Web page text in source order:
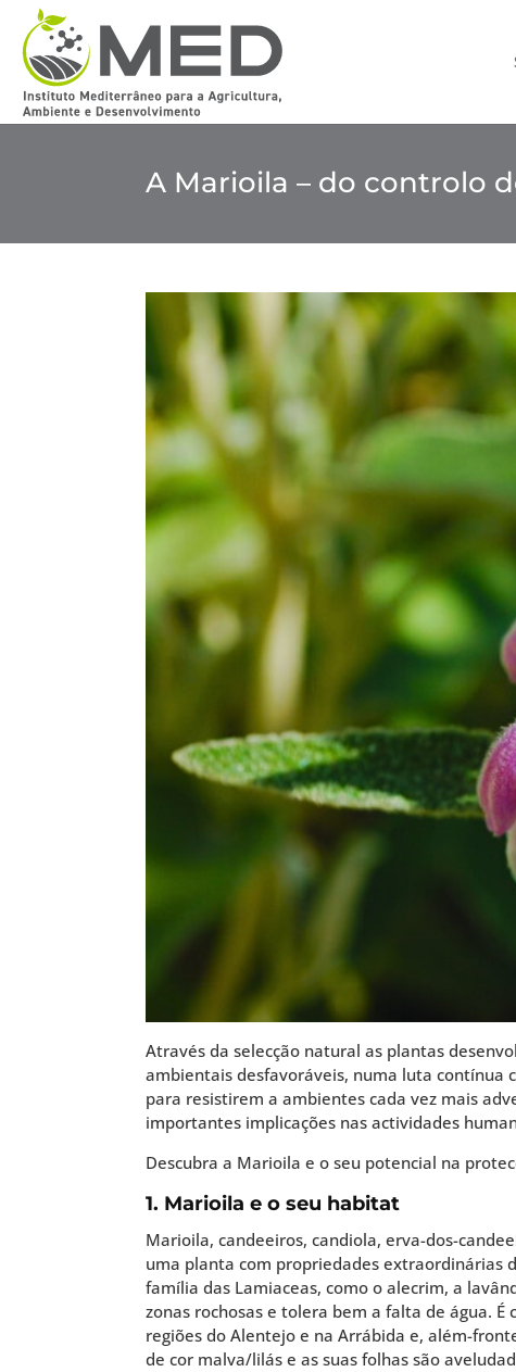
A Marioila – do controlo
Através da selecção natural as plantas
ambientais desfavoráveis, numa luta contínua
para resistirem a ambientes cada vez mais
importantes implicações nas actividades
Descubra a Marioila e o seu potencial na
1. Marioila e o seu habitat
Marioila, candeeiros, candiola, erva-dos-
uma planta com propriedades extraordinárias
família das Lamiaceas, como o alecrim, a
zonas rochosas e tolera bem a falta de água.
regiões do Alentejo e na Arrábida e, além-
de cor malva/lilás e as suas folhas são